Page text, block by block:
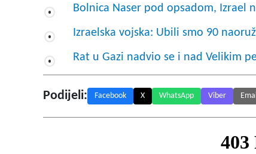
Bolnica Naser pod opsadom, Izrael
Izraelska vojska: Ubili smo 90
Rat u Gazi nadvio se i nad Velikim
Podijeli: Facebook X WhatsApp Viber